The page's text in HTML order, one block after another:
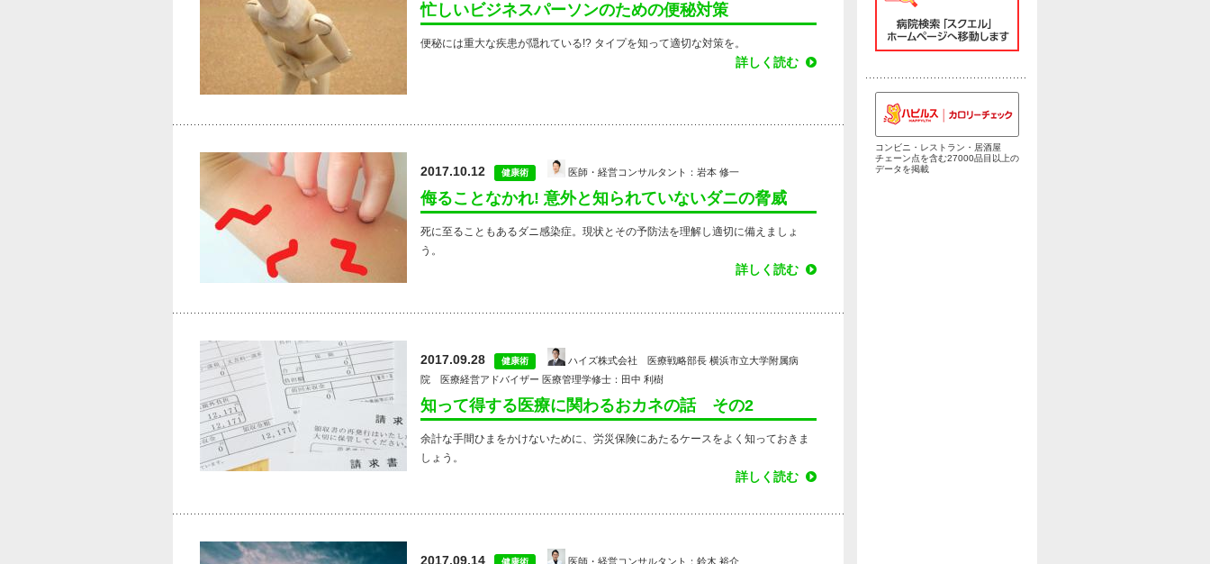
忙しいビジネスパーソンのための便秘対策
便秘には重大な疾患が隠れている!? タイプを知って適切な対策を。
詳しく読む
2017.10.12 健康術 医師・経営コンサルタント：岩本 修一
侮ることなかれ! 意外と知られていないダニの脅威
死に至ることもあるダニ感染症。現状とその予防法を理解し適切に備えましょ
う。
詳しく読む
2017.09.28 健康術
ハイズ株式会社 医療戦略部長 横浜市立大学附属病
院 医療経営アドバイザー 医療管理学修士：田中 利樹
知って得する医療に関わるおカネの話 その2
余計な手間ひまをかけないために、労災保険にあたるケースをよく知っておきま
しょう。
詳しく読む
2017.09.14 健康術 医師・経営コンサルタント：鈴木 裕介
コンビニ・レストラン・居酒屋
チェーン点を含む27000品目以上の
データを掲載